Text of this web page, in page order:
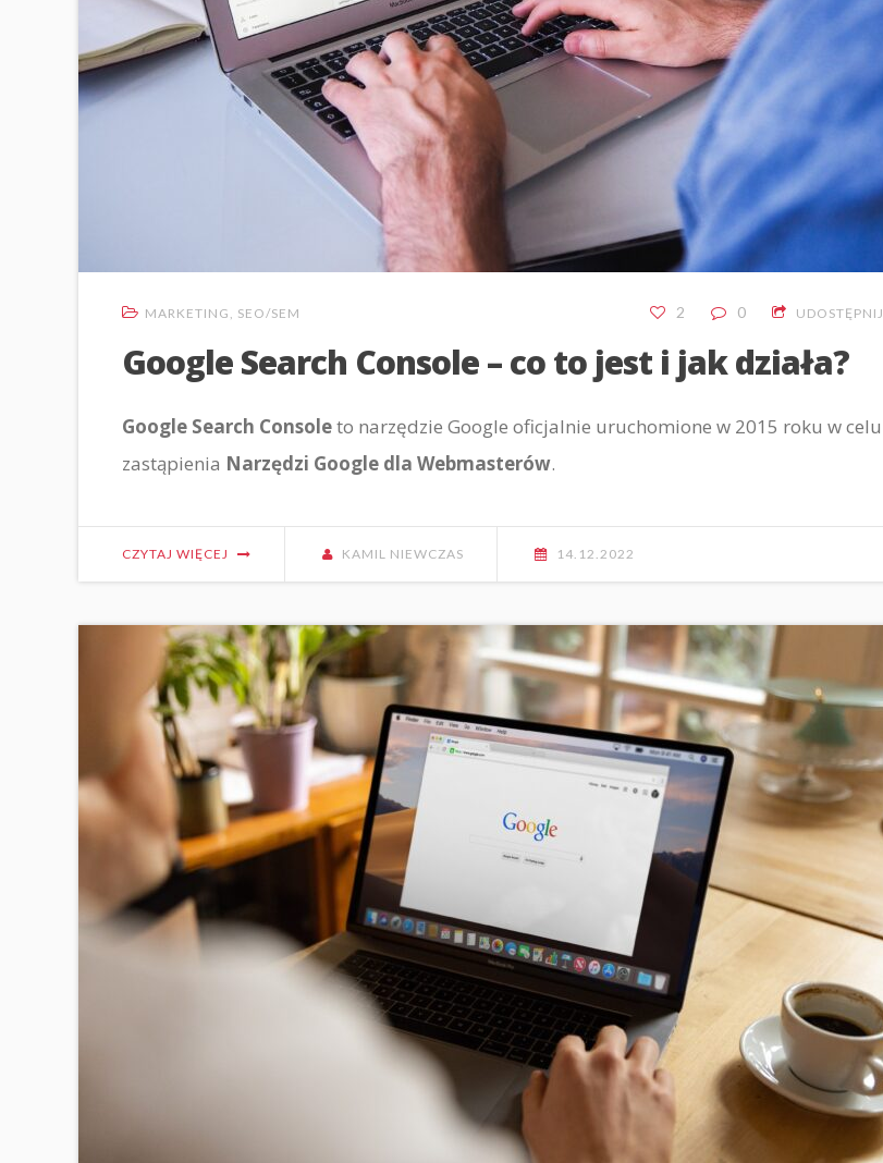
MARKETING , SEO/SEM 2 0 UDOSTĘPNIJ
Google Search Console – co to jest i jak działa?
Google Search Consoleto narzędzie Google oficjalnie uruchomione w 2015 roku w celu
zastąpienia Narzędzi Google dla Webmasterów.
CZYTAJ WIĘCEJ KAMIL NIEWCZAS 14.12.2022